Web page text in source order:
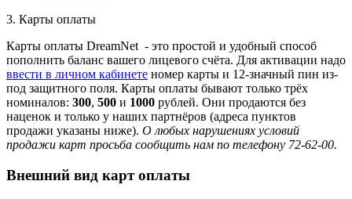
3. Карты оплаты
Карты оплаты DreamNet - это простой и удобный способ
пополнить баланс вашего лицевого счёта. Для активации надо
ввести в личном кабинете номер карты и 12-значный пин из-
под защитного поля. Карты оплаты бывают только трёх
номиналов: 300, 500 и 1000 рублей. Они продаются без
наценок и только у наших партнёров (адреса пунктов
продажи указаны ниже). О любых нарушениях условий
продажи карт просьба сообщить нам по телефону 72-62-00.
Внешний вид карт оплаты